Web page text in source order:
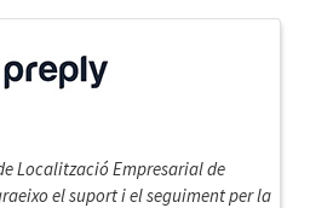
Localització Empresarial de
el suport i el seguiment per la